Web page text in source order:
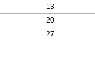
13
20
27